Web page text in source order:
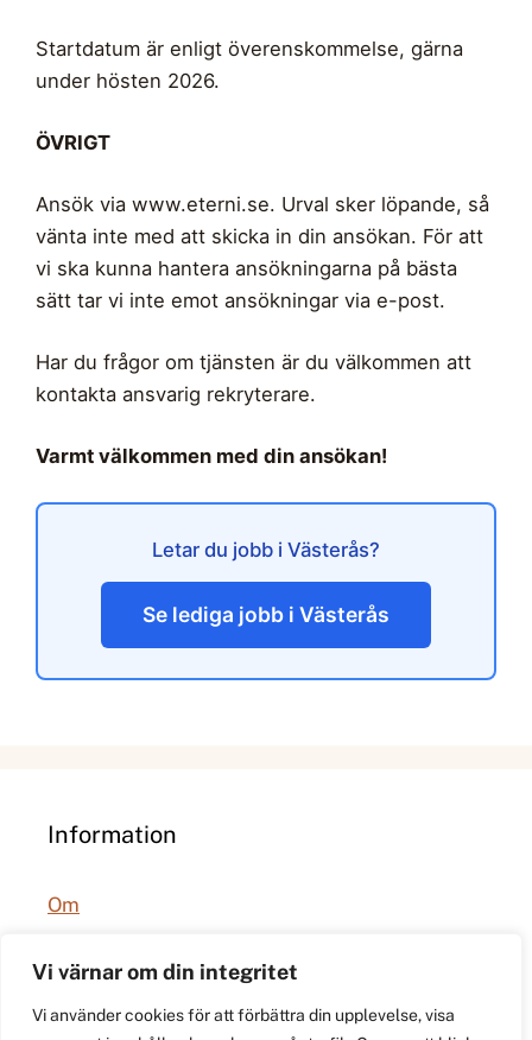
Vi värnar om din integritet
Vi använder cookies för att förbättra din upplevelse, visa
Startdatum är enligt överenskommelse, gärna
under hösten 2026.
ÖVRIGT
Ansök via www.eterni.se. Urval sker löpande, så
vänta inte med att skicka in din ansökan. För att
vi ska kunna hantera ansökningarna på bästa
sätt tar vi inte emot ansökningar via e-post.
Har du frågor om tjänsten är du välkommen att
kontakta ansvarig rekryterare.
Varmt välkommen med din ansökan!
Letar du jobb i Västerås?
Se lediga jobb i Västerås
Information
Om